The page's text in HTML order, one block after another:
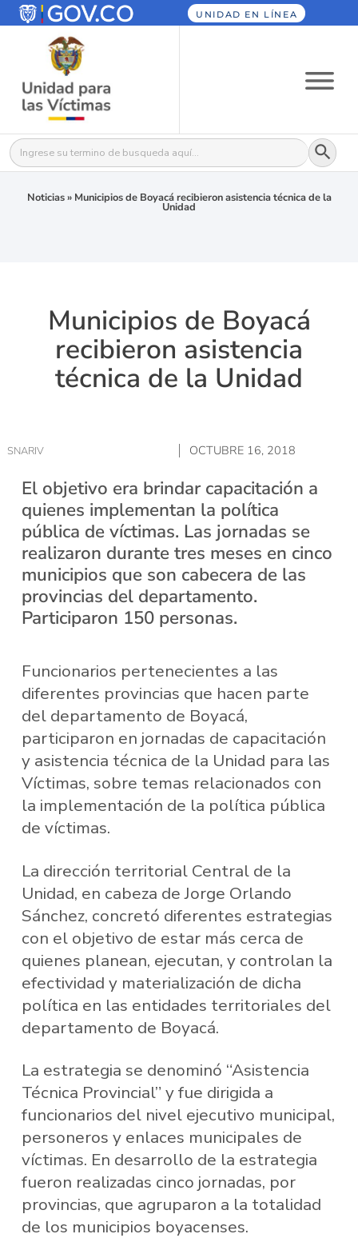
UNIDAD EN LÍNEA
Buscar: Botón
Noticias» Municipios de Boyacá recibieron asistencia técnica de la
Unidad
Municipios de Boyacá
recibieron asistencia
técnica de la Unidad
SNARIV OCTUBRE 16, 2018
El objetivo era brindar capacitación a
quienes implementan la política
pública de víctimas. Las jornadas se
realizaron durante tres meses en cinco
municipios que son cabecera de las
provincias del departamento.
Participaron 150 personas.
Funcionarios pertenecientes a las
diferentes provincias que hacen parte
del departamento de Boyacá,
participaron en jornadas de capacitación
y asistencia técnica de la Unidad para las
Víctimas, sobre temas relacionados con
la implementación de la política pública
de víctimas.
La dirección territorial Central de la
Unidad, en cabeza de Jorge Orlando
Sánchez, concretó diferentes estrategias
con el objetivo de estar más cerca de
quienes planean, ejecutan, y controlan la
efectividad y materialización de dicha
política en las entidades territoriales del
departamento de Boyacá.
La estrategia se denominó “Asistencia
Técnica Provincial” y fue dirigida a
funcionarios del nivel ejecutivo municipal,
personeros y enlaces municipales de
víctimas. En desarrollo de la estrategia
fueron realizadas cinco jornadas, por
provincias, que agruparon a la totalidad
de los municipios boyacenses.